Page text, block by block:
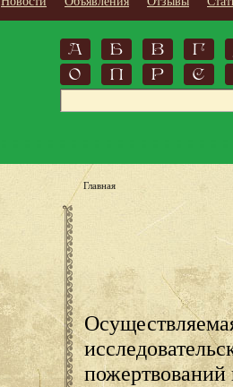
А Б В
Г
О
П Р С
Главная
пожертвований